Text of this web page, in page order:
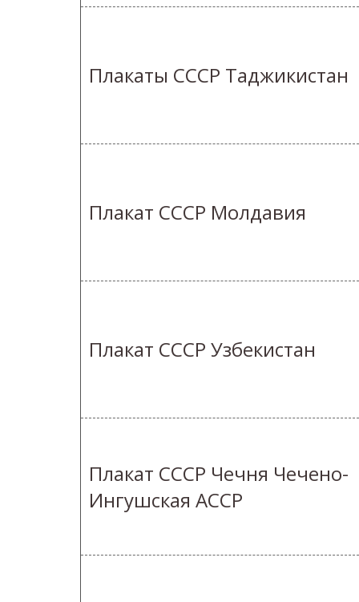
Плакаты СССР Таджикистан
Плакат СССР Молдавия
Плакат СССР Узбекистан
Плакат СССР Чечня Чечено-
Ингушская АССР